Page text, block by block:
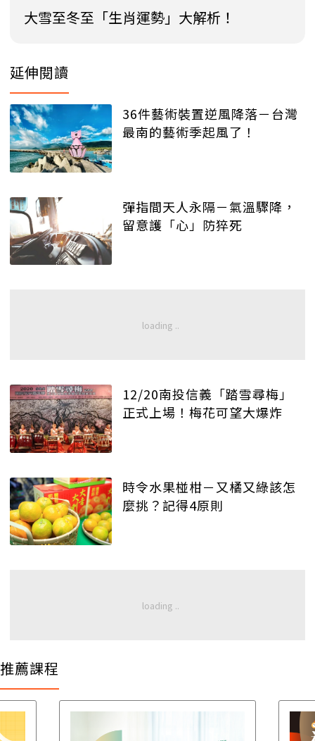
大雪至冬至「生肖運勢」大解析！
延伸閱讀
36件藝術裝置逆風降落－台灣
最南的藝術季起風了！
彈指間天人永隔－氣溫驟降，
留意護「心」防猝死
12/20南投信義「踏雪尋梅」
正式上場！梅花可望大爆炸
時令水果椪柑－又橘又綠該怎
麼挑？記得4原則
推薦課程